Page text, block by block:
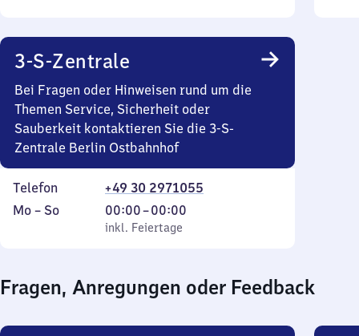
22
Uhr
30
3-S-Zentrale
Bei Fragen oder Hinweisen rund um die
Themen Service, Sicherheit oder
Sauberkeit kontaktieren Sie die 3-S-
Zentrale Berlin Ostbahnhof
Telefon
+49 30 2971055
Montag
Mo – So,
inkl. Feiertage
00:00–00:00
Von
0
0
inkl. Feiertage
Fragen, Anregungen oder Feedback